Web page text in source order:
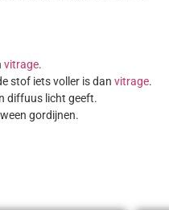
vitrage.
stof iets voller is dan vitrage.
diffuus licht geeft.
gordijnen.